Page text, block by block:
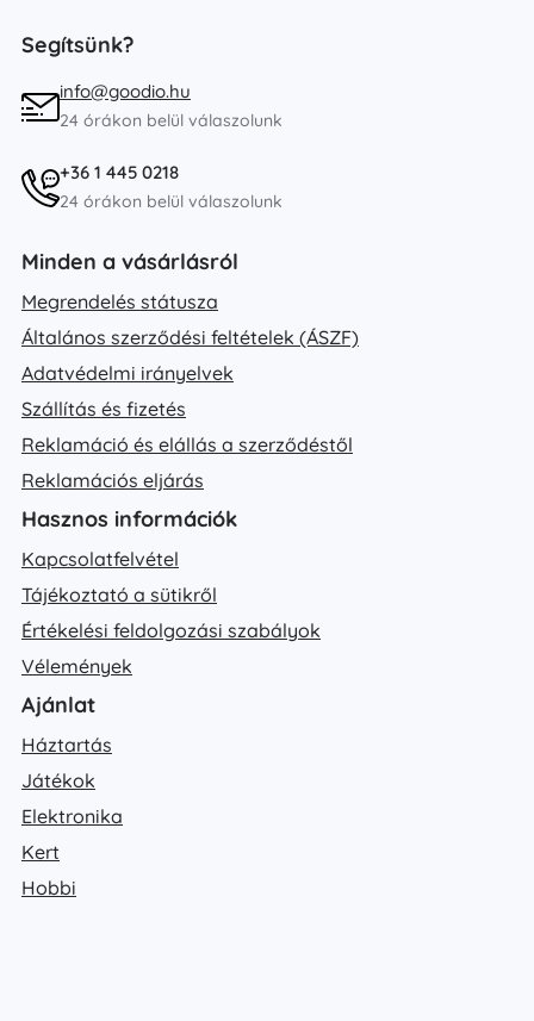
Segítsünk?
info@goodio.hu
24 órákon belül válaszolunk
+36 1 445 0218
24 órákon belül válaszolunk
Minden a vásárlásról
Megrendelés státusza
Általános szerződési feltételek (ÁSZF)
Adatvédelmi irányelvek
Szállítás és fizetés
Reklamáció és elállás a szerződéstől
Reklamációs eljárás
Hasznos információk
Kapcsolatfelvétel
Tájékoztató a sütikről
Értékelési feldolgozási szabályok
Vélemények
Ajánlat
Háztartás
Játékok
Elektronika
Kert
Hobbi